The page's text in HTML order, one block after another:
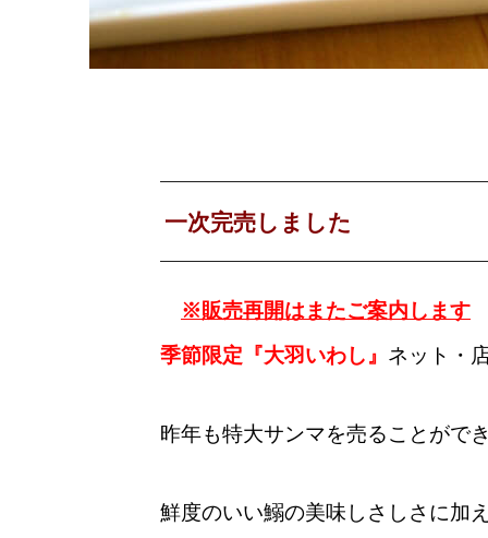
一次完売しました
※販売再開はまたご案内します
季節限定『大羽いわし』 ネット・
昨年も特大サンマを売ることがで
鮮度のいい鰯の美味しさしさに加